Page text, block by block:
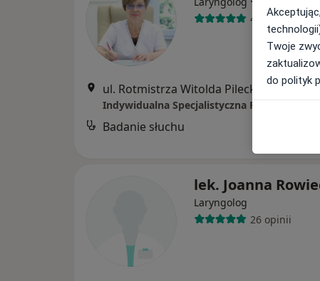
4 opinie
ul. Rotmistrza Witolda Pileckiego 10 B, Bielawa
Indywidualna Specjalistyczna Praktyka
Badanie słuchu
lek. Joanna
Laryngolog
26 opinii
Twoje
do polityk